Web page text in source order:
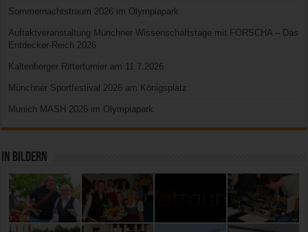
Sommernachtstraum 2026 im Olympiapark
Auftaktveranstaltung Münchner Wissenschaftstage mit FORSCHA – Das
Entdecker-Reich 2026
Kaltenberger Ritterturnier am 11.7.2026
Münchner Sportfestival 2026 am Königsplatz
Munich MASH 2026 im Olympiapark
In Bildern